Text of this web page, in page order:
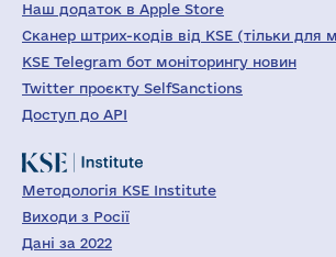
Наш додаток в Apple Store
Сканер штрих-кодів від KSE (тільки для
KSE Telegram бот моніторингу новин
Twitter проєкту SelfSanctions
Доступ до API
Методологія KSE Institute
Виходи з Росії
Дані за 2022